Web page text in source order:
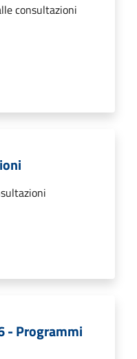
consultazioni
- Programmi